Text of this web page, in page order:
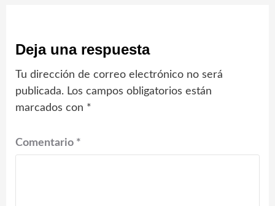
Deja una respuesta
Tu dirección de correo electrónico no será
publicada. Los campos obligatorios están
marcados con *
Comentario *